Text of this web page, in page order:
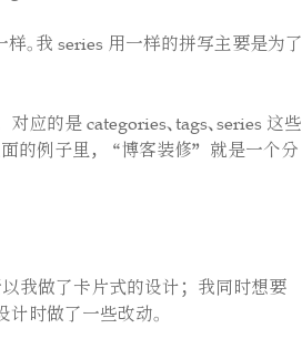
。我 series 用一样的拼写主要是为了
应的是 categories、tags、series 这些
的例子里，
“博客装修” 就是一个分
我做了卡片式的设计；我同时想要
时做了一些改动。